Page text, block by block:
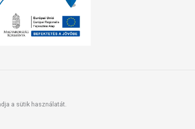
a sütik használatát.